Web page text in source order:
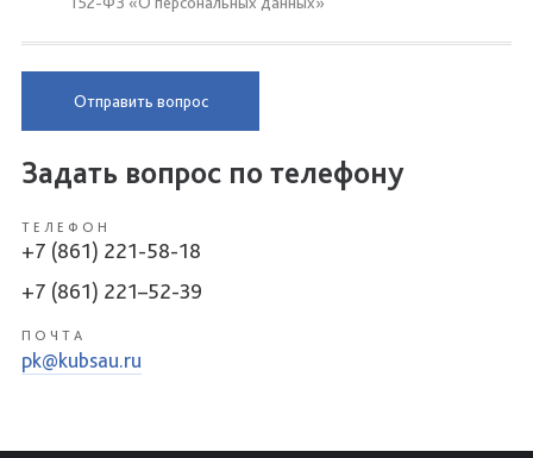
Отправить вопрос
Задать вопрос по телефону
ТЕЛЕФОН
+7 (861) 221-58-18
+7 (861) 221–52-39
ПОЧТА
pk@kubsau.ru